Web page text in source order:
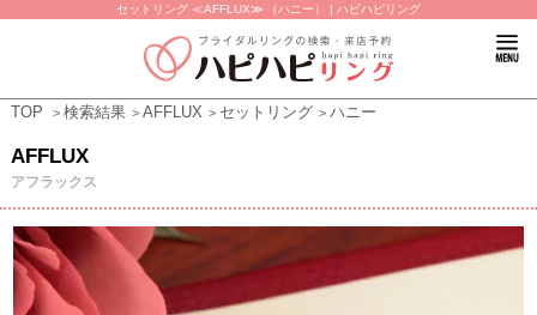
セットリング ≪AFFLUX≫ （ハニー） | ハピハピリング
TOP 検索結果 AFFLUX セットリング ハニー
AFFLUX
アフラックス